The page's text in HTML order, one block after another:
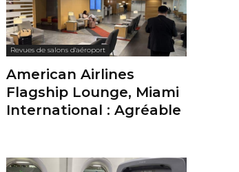
Revues de salons d'aéroport
American Airlines
Flagship Lounge, Miami
International : Agréable